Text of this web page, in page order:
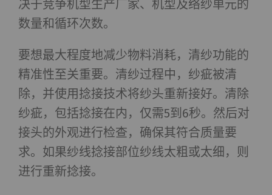
决于竞争机型生产厂家、机型及络纱单元的
数量和循环次数。
要想最大程度地减少物料消耗，清纱功能的
精准性至关重要。清纱过程中，纱疵被清
除，并使用捻接技术将纱头重新接好。清除
纱疵，包括捻接在内，仅需5到6秒。然后对
接头的外观进行检查，确保其符合质量要
求。如果纱线捻接部位纱线太粗或太细，则
进行重新捻接。